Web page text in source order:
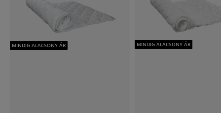
MINDIG ALACSONY ÁR MINDIG ALACSONY ÁR